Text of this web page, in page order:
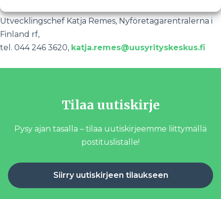
Utvecklingschef Katja Remes, Nyföretagarentralerna i
Finland rf,
tel. 044 246 3620, katja.remes@uusyrityskeskus.fi
Tilaa uutiskirje
Pysy ajan tasalla – tilaa uutiskirjeemme liittymällä
postituslistalle!
Siirry uutiskirjeen tilaukseen